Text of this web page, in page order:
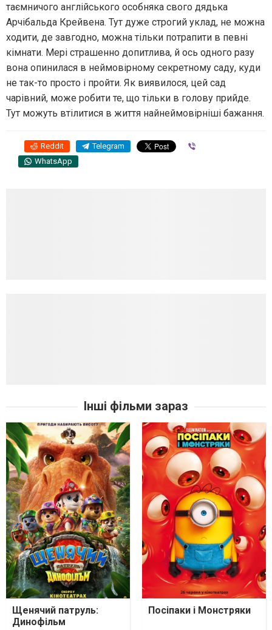
таємничого англійського особняка свого дядька
Арчібальда Крейвена. Тут дуже строгий уклад, не можна
ходити, де завгодно, можна тільки потрапити в певні
кімнати. Мері страшенно допитлива, й ось одного разу
вона опинилася в неймовірному секретному саду, куди
не так-то просто і пройти. Як виявилося, цей сад
чарівний, може робити те, що тільки в голову прийде.
Тут можуть втілитися в життя найнеймовірніші бажання.
Reddit Telegram
WhatsApp
Інші фільми зараз
Щенячий патруль:
Динофільм
Посіпаки і Монстряки